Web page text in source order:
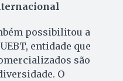
possibilitou a
entidade que
são
O